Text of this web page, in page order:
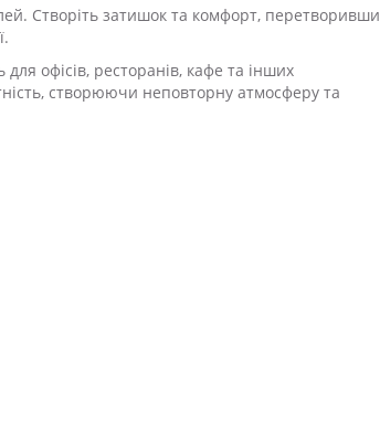
Створіть затишок та комфорт, перетворивши
офісів, ресторанів, кафе та інших
створюючи неповторну атмосферу та